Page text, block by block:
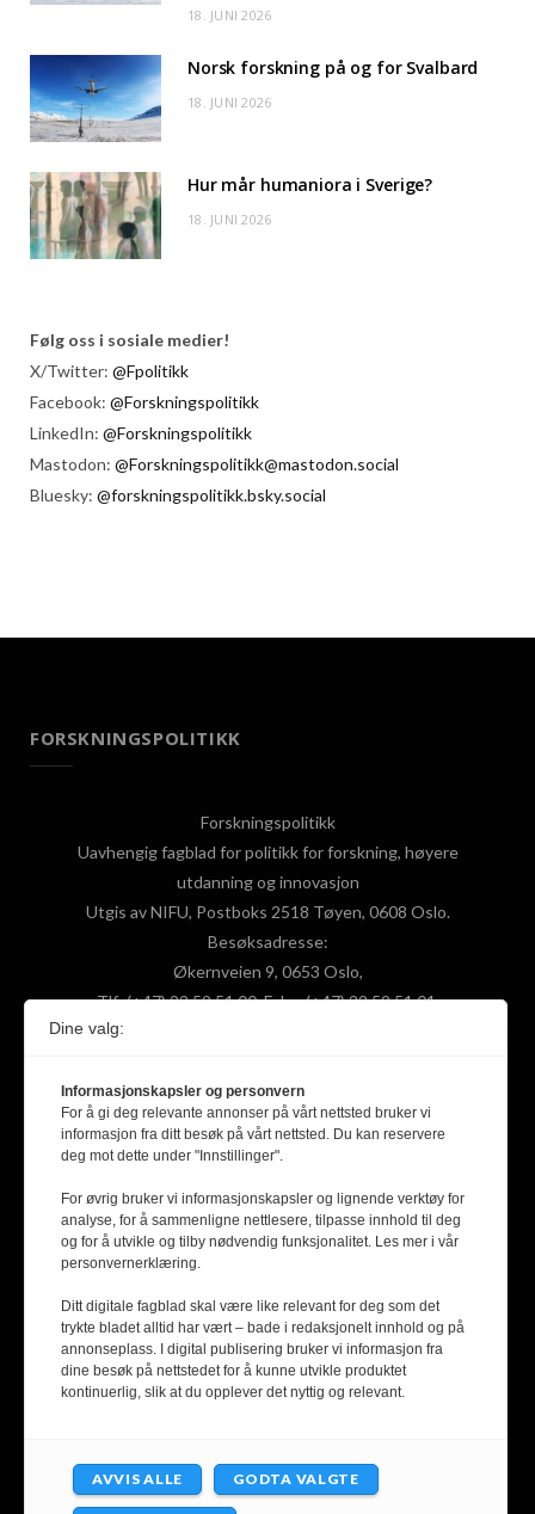
18. JUNI 2026
Norsk forskning på og for Svalbard
18. JUNI 2026
Hur mår humaniora i Sverige?
18. JUNI 2026
Følg oss i sosiale medier!
X/Twitter: @Fpolitikk
Facebook: @Forskningspolitikk
LinkedIn: @Forskningspolitikk
Mastodon: @Forskningspolitikk@mastodon.social
Bluesky: @forskningspolitikk.bsky.social
FORSKNINGSPOLITIKK
Forskningspolitikk
Uavhengig fagblad for politikk for forskning, høyere
utdanning og innovasjon
Utgis av NIFU, Postboks 2518 Tøyen, 0608 Oslo.
Besøksadresse:
Økernveien 9, 0653 Oslo,
Tlf: (+47) 22 59 51 00, Faks: (+47) 22 59 51 01,
a
c
e
o
o
(
T
w
t
t
)
Y
u
T
b
e
L
n
k
d
I
ABONNER PÅ VÅRT NYHETSBREV
SEND
Klikk her for å abonnere på den trykte utgaven.
Dine valg:
Informasjonskapsler og personvern
For å gi deg relevante annonser på vårt nettsted bruker vi
informasjon fra ditt besøk på vårt nettsted. Du kan reservere
deg mot dette under "Innstillinger".
For øvrig bruker vi informasjonskapsler og lignende verktøy for
analyse, for å sammenligne nettlesere, tilpasse innhold til deg
og for å utvikle og tilby nødvendig funksjonalitet. Les mer i vår
personvernerklæring.
Ditt digitale fagblad skal være like relevant for deg som det
trykte bladet alltid har vært – bade i redaksjonelt innhold og på
annonseplass. I digital publisering bruker vi informasjon fra
dine besøk på nettstedet for å kunne utvikle produktet
kontinuerlig, slik at du opplever det nyttig og relevant.
AVVIS ALLE GODTA VALGTE